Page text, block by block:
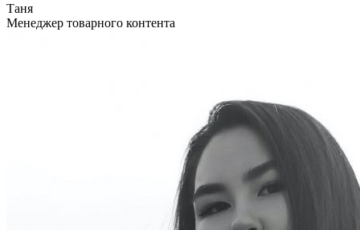
Таня
Менеджер товарного контента